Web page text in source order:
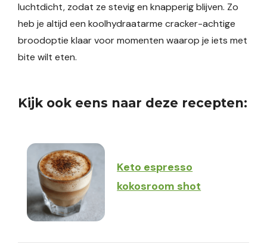
luchtdicht, zodat ze stevig en knapperig blijven. Zo
heb je altijd een koolhydraatarme cracker-achtige
broodoptie klaar voor momenten waarop je iets met
bite wilt eten.
Kijk ook eens naar deze recepten:
Keto espresso
kokosroom shot